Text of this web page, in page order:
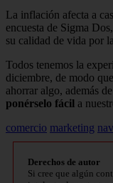
La inflación afecta a
encuesta de Sigma
su calidad de vida por
Todos tenemos la
diciembre, de modo
ahorrar algo, además
ponérselo fácil a
comercio marketing
Derechos de autor
Si cree que algún